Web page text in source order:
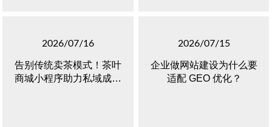
2026/07/16
告别传统卖茶模式！茶叶
商城小程序助力私域成交
2026/07/15
企业做网站建设为什么要
适配 GEO 优化？